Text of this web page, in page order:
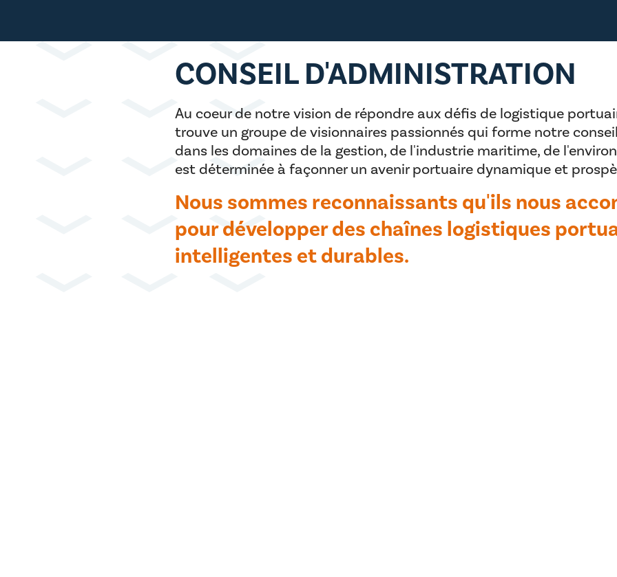
CONSEIL D'ADMINISTRATION
Au coeur de notre vision de répondre aux défis de logistique
trouve un groupe de visionnaires passionnés qui forme notre
dans les domaines de la gestion, de l'industrie maritime, de
est déterminée à façonner un avenir portuaire dynamique et
Nous sommes reconnaissants qu'ils nous
pour développer des chaînes logistiques
intelligentes et durables.